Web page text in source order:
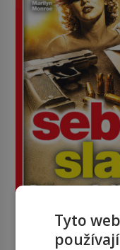
Tyto